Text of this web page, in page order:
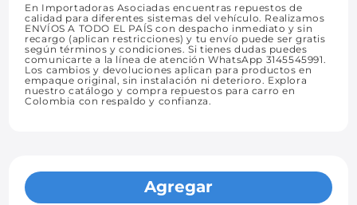
En Importadoras Asociadas encuentras repuestos de
calidad para diferentes sistemas del vehículo. Realizamos
ENVÍOS A TODO EL PAÍS con despacho inmediato y sin
recargo (aplican restricciones) y tu envío puede ser gratis
según términos y condiciones. Si tienes dudas puedes
comunicarte a la línea de atención WhatsApp 3145545991.
Los cambios y devoluciones aplican para productos en
empaque original, sin instalación ni deterioro. Explora
nuestro catálogo y compra repuestos para carro en
Colombia con respaldo y confianza.
Agregar